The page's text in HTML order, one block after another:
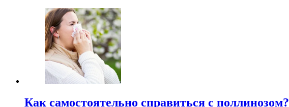
Как самостоятельно справиться с поллинозом?